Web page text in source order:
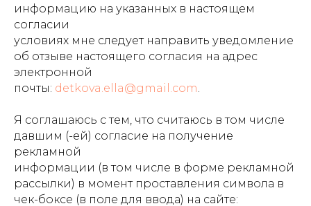
информацию на указанных в настоящем
согласии
условиях мне следует направить уведомление
об отзыве настоящего согласия на адрес
электронной
почты: detkova.ella@gmail.com.
Я соглашаюсь с тем, что считаюсь в том числе
давшим (-ей) согласие на получение
рекламной
информации (в том числе в форме рекламной
рассылки) в момент проставления символа в
чек-боксе (в поле для ввода) на сайте: